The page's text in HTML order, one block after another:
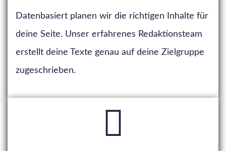
Datenbasiert planen wir die richtigen Inhalte für
deine Seite. Unser erfahrenes Redaktionsteam
erstellt deine Texte genau auf deine Zielgruppe
zugeschrieben.